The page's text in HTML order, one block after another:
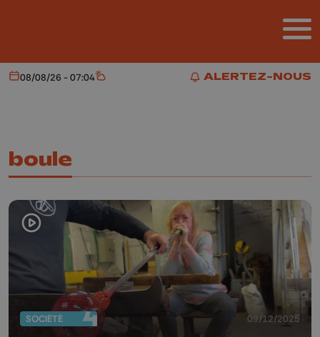
ALERTEZ-NOUS
ALERTEZ-NOUS
Aujourd'hui
08/08/26 - 07:04 Météo
boule
SOCIÉTÉ 09/12/2025